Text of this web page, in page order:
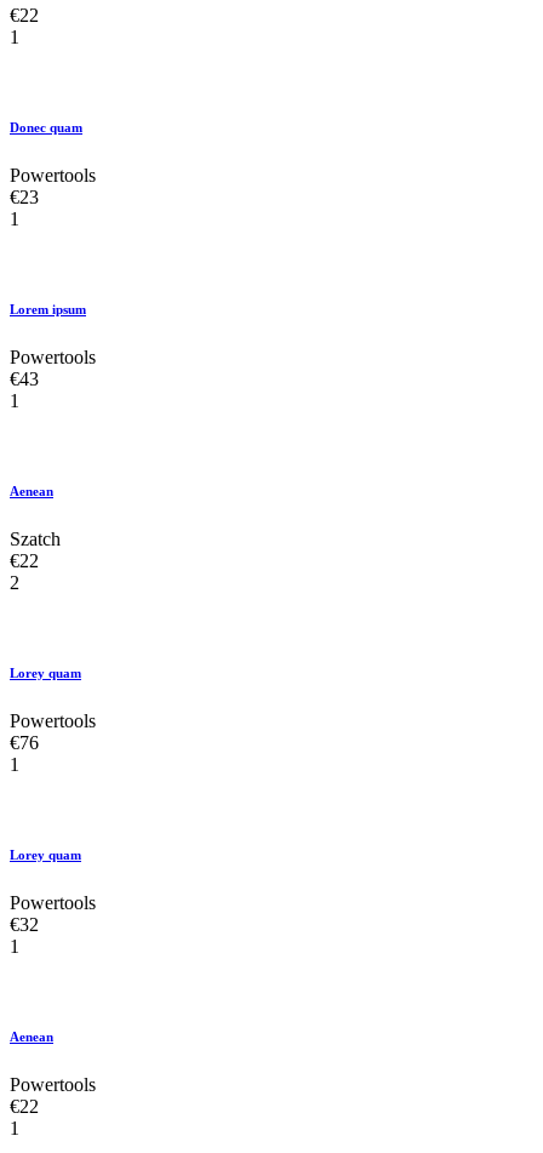
€22
1
Donec quam
Powertools
€23
1
Lorem ipsum
Powertools
€43
1
Aenean
Szatch
€22
2
Lorey quam
Powertools
€76
1
Lorey quam
Powertools
€32
1
Aenean
Powertools
€22
1